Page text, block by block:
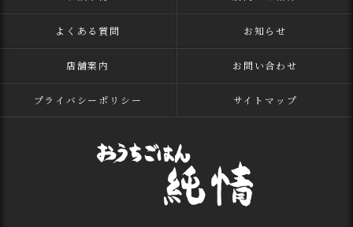
よくある質問 お知らせ
店舗案内 お問い合わせ
プライバシーポリシー サイトマップ